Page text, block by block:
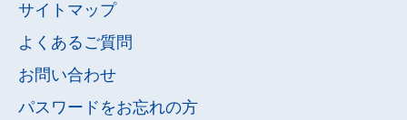
サイトマップ
よくあるご質問
お問い合わせ
パスワードをお忘れの方